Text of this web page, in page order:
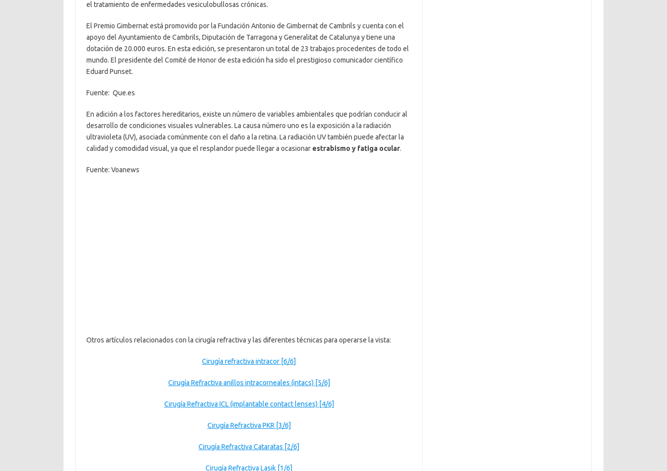
el tratamiento de enfermedades vesiculobullosas crónicas.
El Premio Gimbernat está promovido por la Fundación Antonio de Gimbernat de Cambrils y cuenta con el
apoyo del Ayuntamiento de Cambrils, Diputación de Tarragona y Generalitat de Catalunya y tiene una
dotación de 20.000 euros. En esta edición, se presentaron un total de 23 trabajos procedentes de todo el
mundo. El presidente del Comité de Honor de esta edición ha sido el prestigioso comunicador científico
Eduard Punset.
Fuente: Que.es
En adición a los factores hereditarios, existe un número de variables ambientales que podrían conducir al
desarrollo de condiciones visuales vulnerables. La causa número uno es la exposición a la radiación
ultravioleta (UV), asociada comúnmente con el daño a la retina. La radiación UV también puede afectar la
calidad y comodidad visual, ya que el resplandor puede llegar a ocasionar estrabismo y fatiga ocular.
Fuente: Voanews
Otros artículos relacionados con la cirugía refractiva y las diferentes técnicas para operarse la vista:
Cirugía refractiva intracor [6/6]
Cirugía Refractiva anillos intracorneales (intacs) [5/6]
Cirugía Refractiva ICL (implantable contact lenses) [4/6]
Cirugía Refractiva PKR [3/6]
Cirugía Refractiva Cataratas [2/6]
Cirugía Refractiva Lasik [1/6]